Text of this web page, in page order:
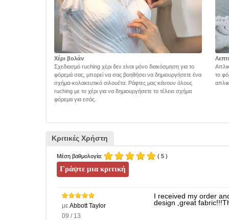
Χέρι βολάν
Σχεδιασμό ruching χέρι δεν είναι μόνο διακόσμηση για το
φόρεμά σας, μπορεί να σας βοηθήσει να δημιουργήσετε ένα
σχήμα-κολακευτικό σιλουέτα. Ράφτες μας κάνουν όλους
ruching με το χέρι για να δημιουργήσετε το τέλειο σχήμα
φόρεμα για εσάς.
το
Κριτικές Χρήστη
Μέση βαθμολογία: ( 5 )
με Abbott Taylor
09 / 13
I received my order
design ,great